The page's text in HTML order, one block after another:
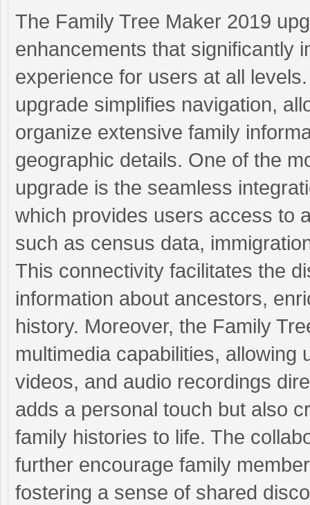
The Family Tree Maker 2019
enhancements that significantly
experience for users at all
upgrade simplifies navigation,
organize extensive family
geographic details. One of the
upgrade is the seamless
which provides users access to
such as census data,
This connectivity facilitates the
information about ancestors,
history. Moreover, the Family
multimedia capabilities,
videos, and audio recordings
adds a personal touch but also
family histories to life. The
further encourage family
fostering a sense of shared